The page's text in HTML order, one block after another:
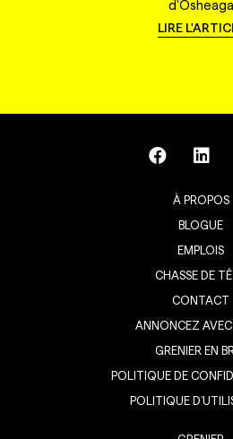
d'Osheaga
LIRE
À PROPOS
BLOGUE
EMPLOIS
CHASSE DE
CONTACT
ANNONCEZ
GRENIER EN
POLITIQUE DE
POLITIQUE